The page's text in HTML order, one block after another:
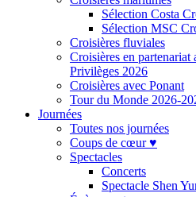
Sélection Costa
Sélection MSC
Croisières fluviales
Croisières en
Privilèges 2026
Croisières avec Ponant
Tour du Monde 2026-
Journées
Toutes nos journées
Coups de cœur ♥
Spectacles
Concerts
Spectacle Shen